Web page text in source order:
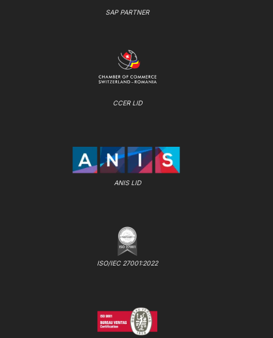
SAP PARTNER
CCER LID
ANIS LID
ISO/IEC 27001:2022